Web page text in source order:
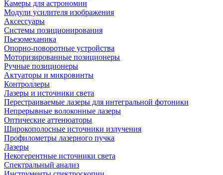
Камеры для астрономии
Модули усилителя изображения
Аксессуары
Системы позиционирования
Пьезомеханика
Опорно-поворотные устройства
Моторизированные позиционеры
Ручные позиционеры
Актуаторы и микровинты
Контроллеры
Лазеры и источники света
Перестраиваемые лазеры для интегральной фотоники
Непрерывные волоконные лазеры
Оптические аттенюаторы
Широкополосные источники излучения
Профилометры лазерного пучка
Лазеры
Некогерентные источники света
Спектральный анализ